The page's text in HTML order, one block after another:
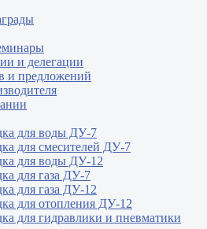
и делегации
и предложений
для воды ДУ-7
для смесителей ДУ-7
для воды ДУ-12
для газа ДУ-7
для газа ДУ-12
для отопления ДУ-12
для гидравлики и пневматики